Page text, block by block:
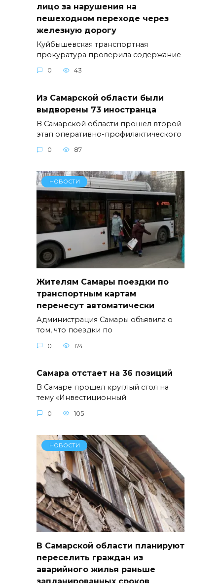
лицо за нарушения на
пешеходном переходе через
железную дорогу
Куйбышевская транспортная
прокуратура проверила содержание
0 43
Из Самарской области были
выдворены 73 иностранца
В Самарской области прошел второй
этап оперативно-профилактического
0 87
НОВОСТИ
Жителям Самары поездки по
транспортным картам
перенесут автоматически
Администрация Самары объявила о
том, что поездки по
0 174
Самара отстает на 36 позиций
В Самаре прошел круглый стол на
тему «Инвестиционный
0 105
НОВОСТИ
В Самарской области планируют
переселить граждан из
аварийного жилья раньше
запланированных сроков